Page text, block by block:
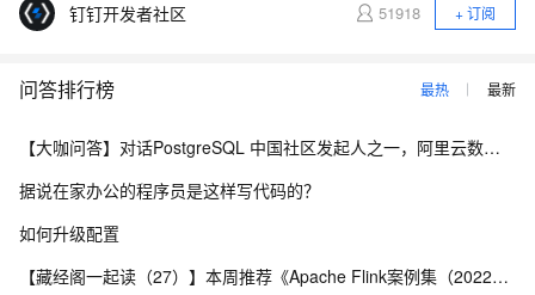
钉钉开发者社区 51918 + 订阅
问答排行榜 最热 最新
【大咖问答】对话PostgreSQL 中国社区发起人之一，阿里云数据库高级专家 德哥
据说在家办公的程序员是这样写代码的？
如何升级配置
【藏经阁一起读（27）】本周推荐《Apache Flink案例集（2022版）》，你有哪些心得？